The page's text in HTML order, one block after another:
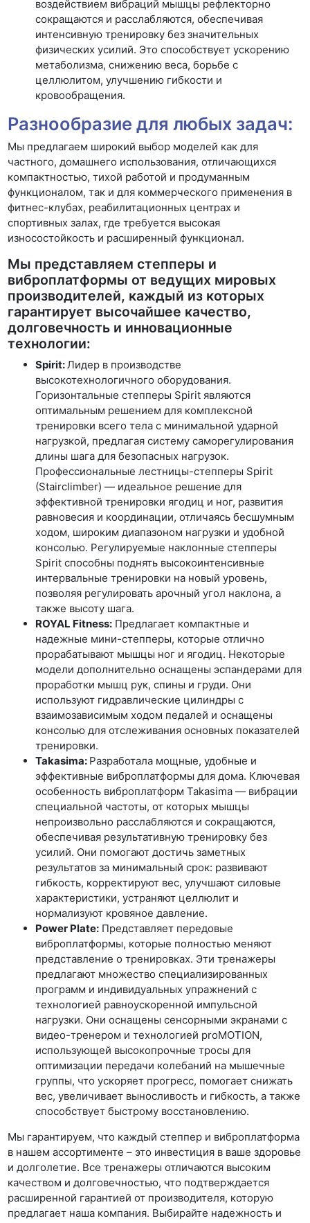
воздействием вибраций мышцы рефлекторно
сокращаются и расслабляются, обеспечивая
интенсивную тренировку без значительных
физических усилий. Это способствует ускорению
метаболизма, снижению веса, борьбе с
целлюлитом, улучшению гибкости и
кровообращения.
Разнообразие для любых задач:
Мы предлагаем широкий выбор моделей как для
частного, домашнего использования, отличающихся
компактностью, тихой работой и продуманным
функционалом, так и для коммерческого применения в
фитнес-клубах, реабилитационных центрах и
спортивных залах, где требуется высокая
износостойкость и расширенный функционал.
Мы представляем степперы и
виброплатформы от ведущих мировых
производителей, каждый из которых
гарантирует высочайшее качество,
долговечность и инновационные
технологии:
Spirit:Лидер в производстве
высокотехнологичного оборудования.
Горизонтальные степперы Spirit являются
оптимальным решением для комплексной
тренировки всего тела с минимальной ударной
нагрузкой, предлагая систему саморегулирования
длины шага для безопасных нагрузок.
Профессиональные лестницы-степперы Spirit
(Stairclimber) — идеальное решение для
эффективной тренировки ягодиц и ног, развития
равновесия и координации, отличаясь бесшумным
ходом, широким диапазоном нагрузки и удобной
консолью. Регулируемые наклонные степперы
Spirit способны поднять высокоинтенсивные
интервальные тренировки на новый уровень,
позволяя регулировать арочный угол наклона, а
также высоту шага.
ROYAL Fitness: Предлагает компактные и
надежные мини-степперы, которые отлично
прорабатывают мышцы ног и ягодиц. Некоторые
модели дополнительно оснащены эспандерами для
проработки мышц рук, спины и груди. Они
используют гидравлические цилиндры с
взаимозависимым ходом педалей и оснащены
консолью для отслеживания основных показателей
тренировки.
Takasima: Разработала мощные, удобные и
эффективные виброплатформы для дома. Ключевая
особенность виброплатформ Takasima — вибрации
специальной частоты, от которых мышцы
непроизвольно расслабляются и сокращаются,
обеспечивая результативную тренировку без
усилий. Они помогают достичь заметных
результатов за минимальный срок: развивают
гибкость, корректируют вес, улучшают силовые
характеристики, устраняют целлюлит и
нормализуют кровяное давление.
Power Plate: Представляет передовые
виброплатформы, которые полностью меняют
представление о тренировках. Эти тренажеры
предлагают множество специализированных
программ и индивидуальных упражнений с
технологией равноускоренной импульсной
нагрузки. Они оснащены сенсорными экранами с
видео-тренером и технологией proMOTION,
использующей высокопрочные тросы для
оптимизации передачи колебаний на мышечные
группы, что ускоряет прогресс, помогает снижать
вес, увеличивает выносливость и гибкость, а также
способствует быстрому восстановлению.
Мы гарантируем, что каждый степпер и виброплатформа
в нашем ассортименте – это инвестиция в ваше здоровье
и долголетие. Все тренажеры отличаются высоким
качеством и долговечностью, что подтверждается
расширенной гарантией от производителя, которую
предлагает наша компания. Выбирайте надежность и